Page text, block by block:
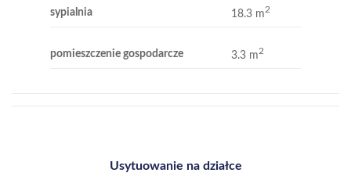
sypialnia 18.3 m2
pomieszczenie gospodarcze 3.3 m2
Usytuowanie na działce